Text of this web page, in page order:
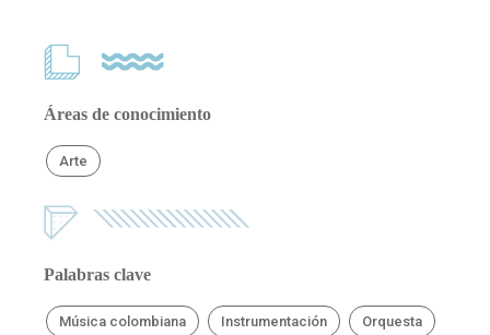
Áreas de conocimiento
Arte
Palabras clave
Música colombiana Instrumentación Orquesta